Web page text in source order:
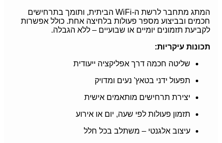
המתג מתחבר לרשת ה-WiFi הביתית, ותומך בתרחישים
חכמים ובביצוע מספר פעולות בלחיצה אחת. כולל אפשרות
לקביעת תזמונים יומיים או שבועיים – ללא הגבלה.
תכונות עיקריות:
שליטה חכמה דרך אפליקציה ייעודית
תפעול ידני בטאץ' נעים ומדויק
יצירת תרחישים מותאמים אישית
תזמון פעולות לפי שעה, יום או אירוע
עיצוב אלגנטי – משתלב בכל חלל